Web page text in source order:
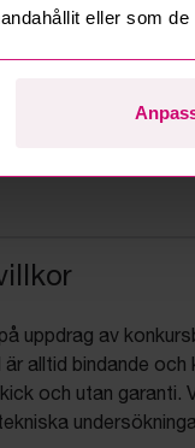
eller som
uppdrag av
alltid bindande och
och utan garanti.